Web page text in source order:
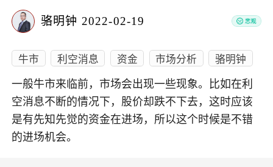
骆明钟 2022-02-19
牛市 利空消息 资金 市场分析 骆明钟
一般牛市来临前，市场会出现一些现象。比如在利
空消息不断的情况下，股价却跌不下去，这时应该
是有先知先觉的资金在进场，所以这个时候是不错
的进场机会。